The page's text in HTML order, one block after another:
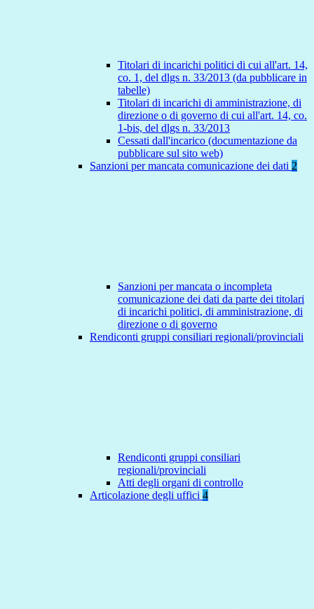
Titolari di incarichi politici di cui all'art. 14,
co. 1, del dlgs n. 33/2013 (da pubblicare in
tabelle)
Titolari di incarichi di amministrazione, di
direzione o di governo di cui all'art. 14, co.
1-bis, del dlgs n. 33/2013
Cessati dall'incarico (documentazione da
pubblicare sul sito web)
Sanzioni per mancata comunicazione dei dati 2
Sanzioni per mancata o incompleta
comunicazione dei dati da parte dei titolari
di incarichi politici, di amministrazione, di
direzione o di governo
Rendiconti gruppi consiliari regionali/provinciali
Rendiconti gruppi consiliari
regionali/provinciali
Atti degli organi di controllo
Articolazione degli uffici 4